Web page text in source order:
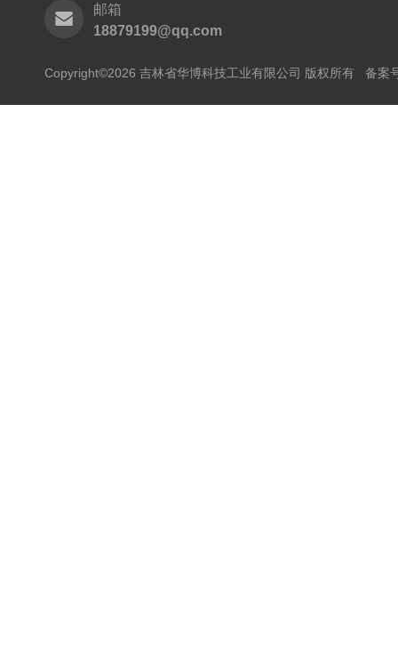
邮箱
18879199@qq.com
Copyright©2026 吉林省华博科技工业有限公司 版权所有 备案